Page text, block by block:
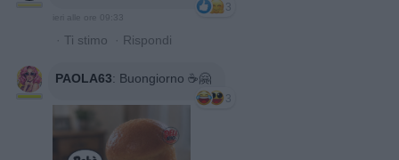
3
ieri alle ore 09:33
· Ti stimo · Rispondi
PAOLA63: Buongiorno ☕️🤗
3